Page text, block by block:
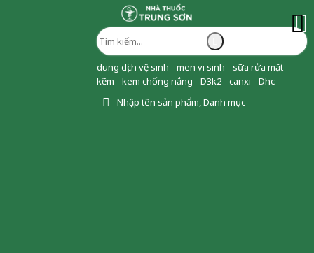
dung dịch vệ sinh - men vi sinh - sữa rửa mặt -
kẽm - kem chống nắng - D3k2 - canxi - Dhc
Nhập tên sản phẩm, Danh mục